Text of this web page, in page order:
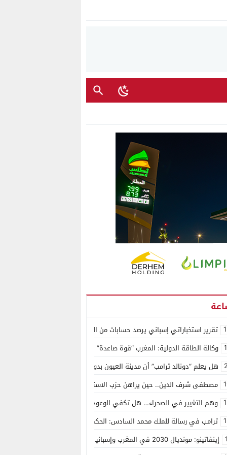
تقرير استخباراتي إسباني يرصد حسابات من الجزائر وأرقاما بـ”213+” ضمن حملة رقمية منظمة حرّضت على اقتحام سبتة
وكالة الطاقة الدولية: المغرب “قوة صاعدة” في سوق المعادن الاستراتيجية
هل يعلم “دونالد ترامب” أن مدينة العيون بدون ماء؟
مصطفى شرف الدين.. حين يراهن حزب الاستقلال على الكفاءة ويمنح الشباب
وهم التغيير في الصحراء… هل تكفي الوعود الفارغة لصناعة الواقع؟
ترامب في رسالة للملك محمد السادس: الحكم الذاتي هو الأساس الوحيد لحل
إينفاتينو: مونديال 2030 في المغرب وإسبانيا والبرتغال سيكون “الأجمل في التاريخ”